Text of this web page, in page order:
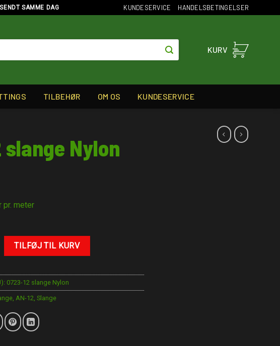
SAMME DAG KUNDESERVICE HANDELSBETINGELSER
KURV
TILBEHØR OM OS KUNDESERVICE
slange Nylon
pr. meter
antal
TILFØJ TIL KURV
0723-12 slange Nylon
, AN-12, Slange